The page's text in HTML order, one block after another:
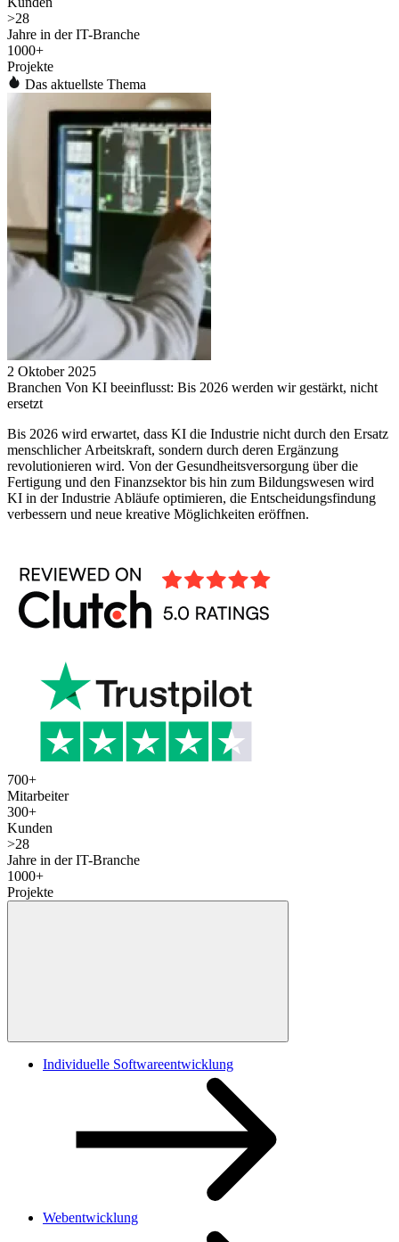
>28
Jahre in der IT-Branche
1000+
Projekte
Das aktuellste Thema
2 Oktober 2025
Branchen Von KI beeinflusst: Bis 2026 werden wir gestärkt, nicht
ersetzt
Bis 2026 wird erwartet, dass KI die Industrie nicht durch den Ersatz
menschlicher Arbeitskraft, sondern durch deren Ergänzung
revolutionieren wird. Von der Gesundheitsversorgung über die
Fertigung und den Finanzsektor bis hin zum Bildungswesen wird
KI in der Industrie Abläufe optimieren, die Entscheidungsfindung
verbessern und neue kreative Möglichkeiten eröffnen.
700+
Mitarbeiter
300+
Kunden
>28
Jahre in der IT-Branche
1000+
Projekte
Individuelle Softwareentwicklung
Webentwicklung